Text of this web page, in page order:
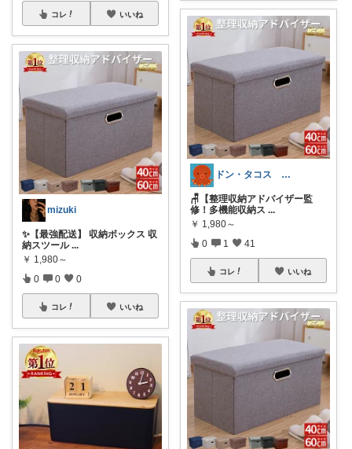
コレ いいね
mizuki
✨【最強配送】 収納ボックス 収
納スツール ...
￥ 1,980～
0 0 0
コレ いいね
ドン・タコス 防災⚠️生活雑貨アウトドア
🪑【整理収納アドバイザー監
修！多機能収納ス ...
￥ 1,980～
0 1 41
コレ いいね